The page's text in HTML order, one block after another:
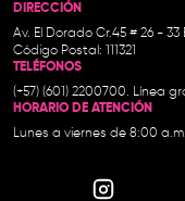
DIRECCIÓN
Av. El Dorado Cr.45 # 26 -
Código Postal: 111321
TELÉFONOS
(+57) (601) 2200700. Línea
HORARIO DE ATENCIÓN
Lunes a viernes de 8:00